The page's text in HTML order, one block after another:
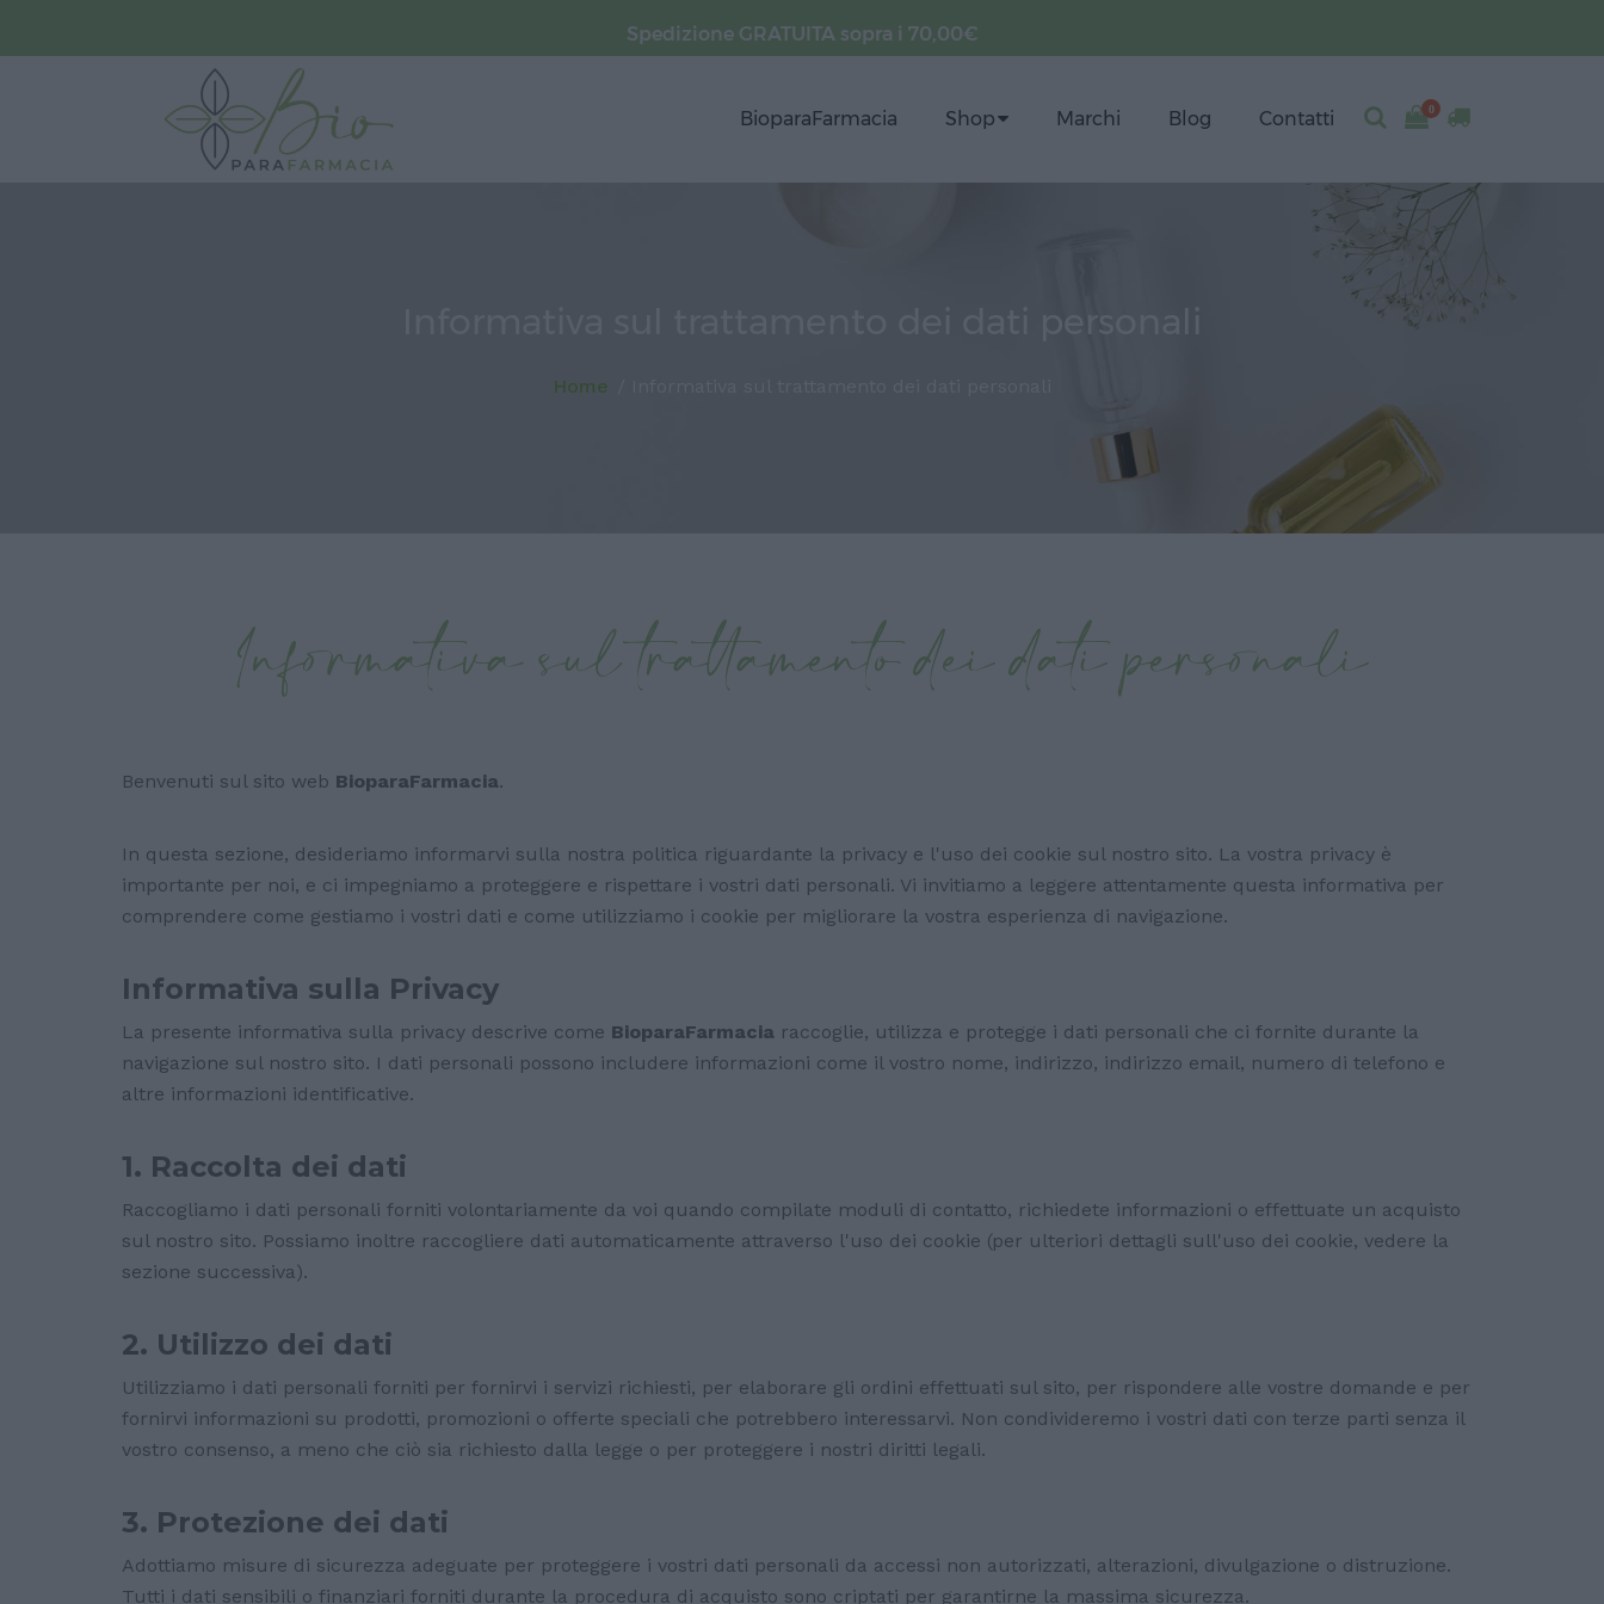
Spedizione GRATUITA sopra i 70,00€
BioparaFarmacia Shop Marchi Blog Contatti 0
Informativa sul trattamento dei dati personali
Home
Informativa sul trattamento dei dati personali
Benvenuti sul sito web BioparaFarmacia.
In questa sezione, desideriamo informarvi sulla nostra politica riguardante la privacy e l'uso dei cookie sul nostro sito. La vostra privacy è
importante per noi, e ci impegniamo a proteggere e rispettare i vostri dati personali. Vi invitiamo a leggere attentamente questa informativa per
comprendere come gestiamo i vostri dati e come utilizziamo i cookie per migliorare la vostra esperienza di navigazione.
Informativa sulla Privacy
La presente informativa sulla privacy descrive come BioparaFarmacia raccoglie, utilizza e protegge i dati personali che ci fornite durante la
navigazione sul nostro sito. I dati personali possono includere informazioni come il vostro nome, indirizzo, indirizzo email, numero di telefono e
altre informazioni identificative.
1. Raccolta dei dati
Raccogliamo i dati personali forniti volontariamente da voi quando compilate moduli di contatto, richiedete informazioni o effettuate un acquisto
sul nostro sito. Possiamo inoltre raccogliere dati automaticamente attraverso l'uso dei cookie (per ulteriori dettagli sull'uso dei cookie, vedere la
sezione successiva).
2. Utilizzo dei dati
Utilizziamo i dati personali forniti per fornirvi i servizi richiesti, per elaborare gli ordini effettuati sul sito, per rispondere alle vostre domande e per
fornirvi informazioni su prodotti, promozioni o offerte speciali che potrebbero interessarvi. Non condivideremo i vostri dati con terze parti senza il
vostro consenso, a meno che ciò sia richiesto dalla legge o per proteggere i nostri diritti legali.
3. Protezione dei dati
Adottiamo misure di sicurezza adeguate per proteggere i vostri dati personali da accessi non autorizzati, alterazioni, divulgazione o distruzione.
Tutti i dati sensibili o finanziari forniti durante la procedura di acquisto sono criptati per garantirne la massima sicurezza.